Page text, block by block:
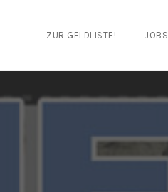
ZUR GELDLISTE! JOBS